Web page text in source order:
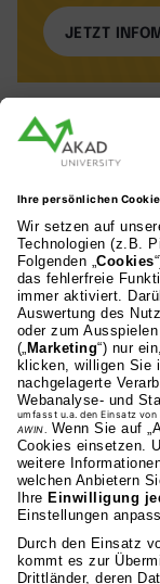
AKAD
Heilbronner
70191 Stuttgart
0711 81495-
Studienangebot
Fakultäten
AKAD